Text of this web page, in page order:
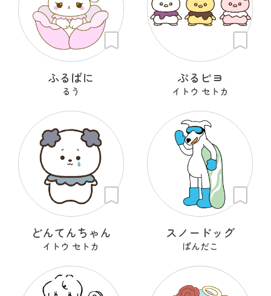
ふるばに
るう
ぷるピヨ
イトウ セトカ
どんてんちゃん
イトウ セトカ
スノードッグ
ぱんだこ